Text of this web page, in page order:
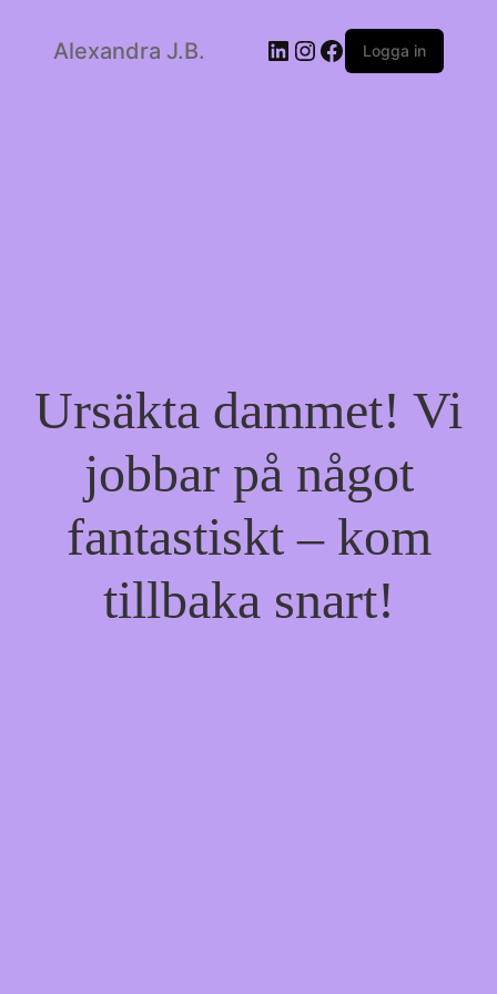
Alexandra J.B. LinkedIn
Instagram
Facebook
Logga in
Ursäkta dammet! Vi
jobbar på något
fantastiskt – kom
tillbaka snart!